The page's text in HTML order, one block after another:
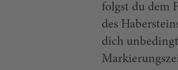
folgst du dem
des
dich